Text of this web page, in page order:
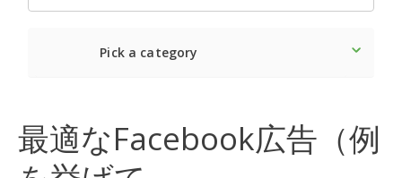
Pick a category
最適なFacebook広告（例